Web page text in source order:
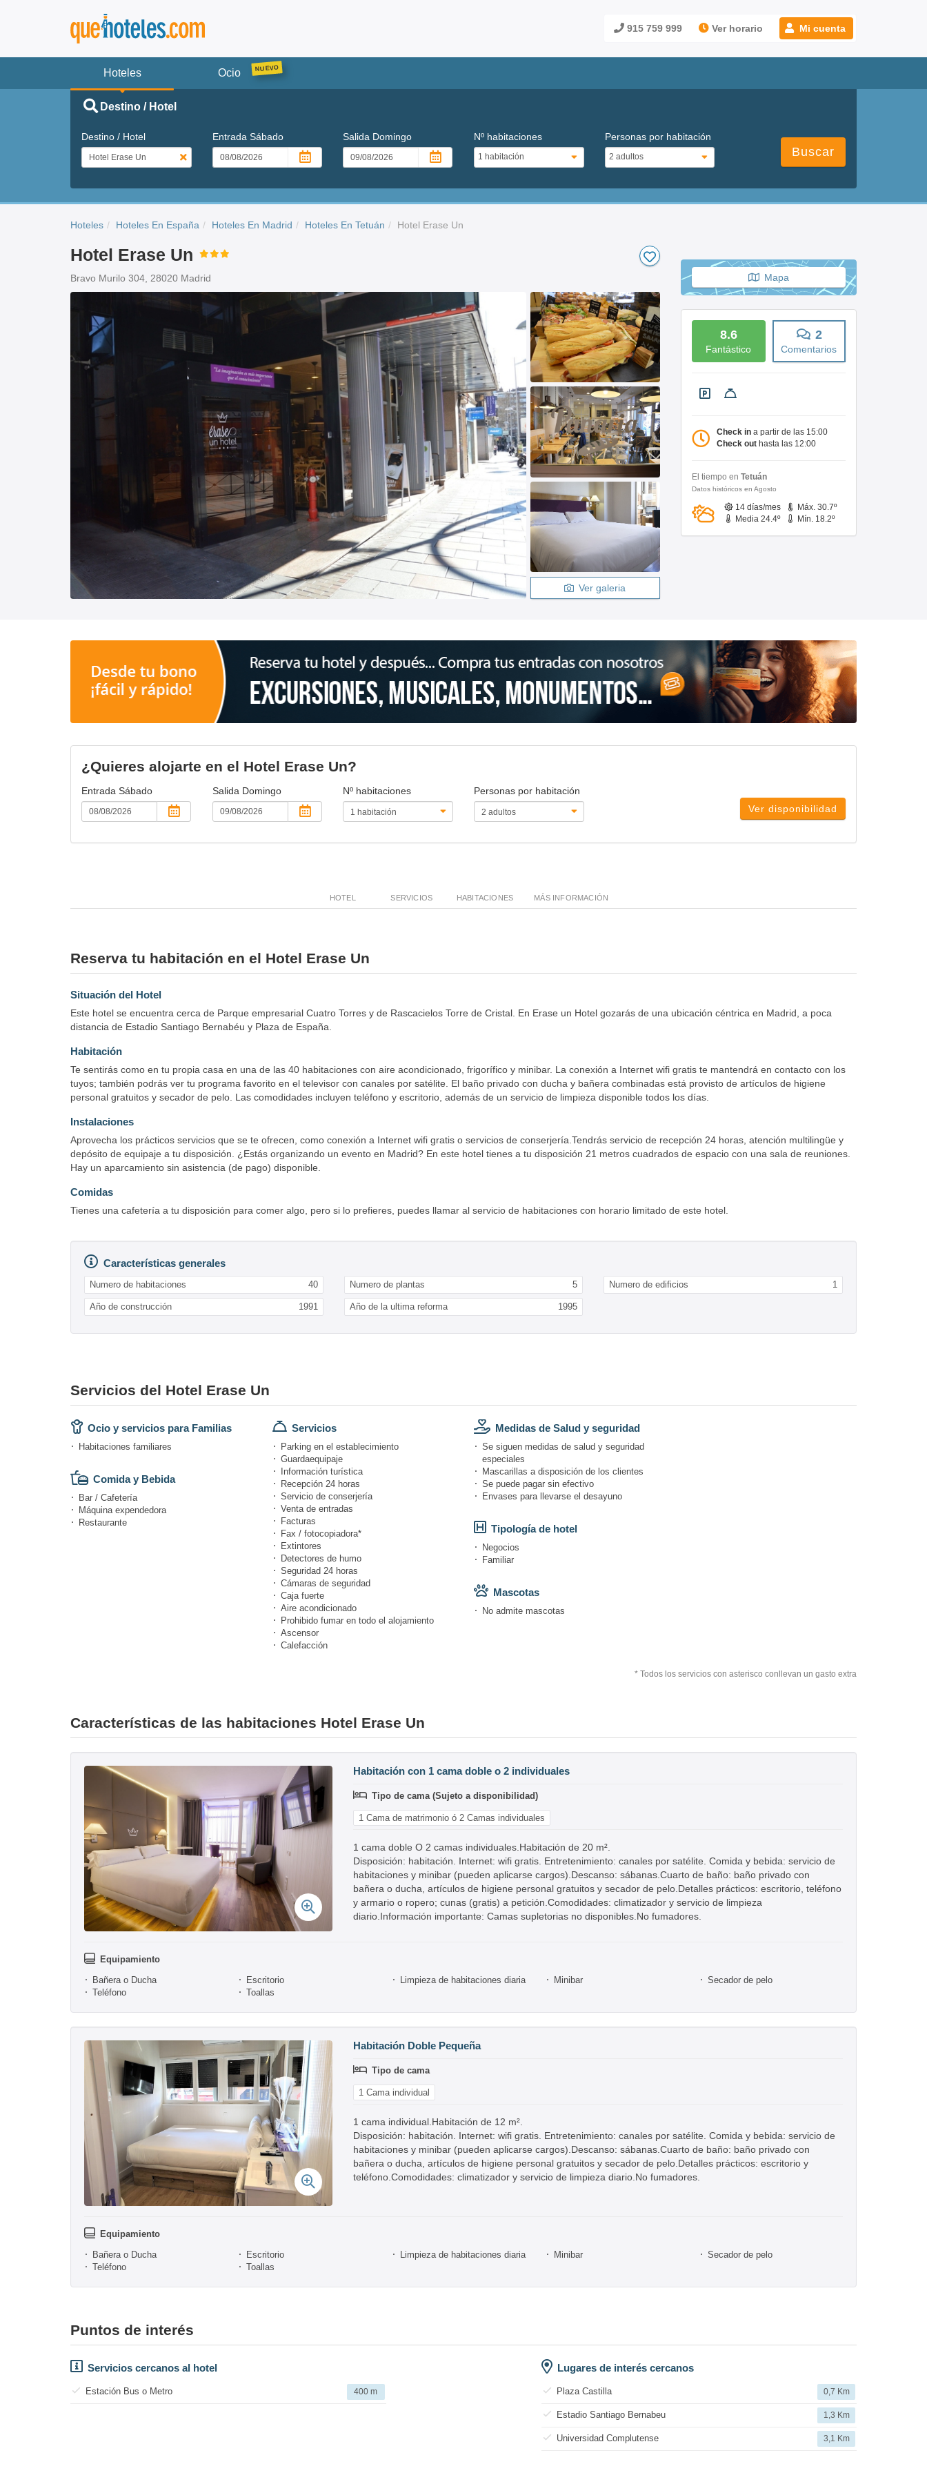
915 759 999 Ver horario Mi cuenta
Hoteles Ocio
Destino / Hotel
Destino / Hotel Entrada Sábado Salida Domingo Nº habitaciones Personas por habitación
Buscar
Hoteles Hoteles En España Hoteles En Madrid Hoteles En Tetuán Hotel Erase Un
Hotel Erase Un
Bravo Murilo 304, 28020 Madrid
Ver galeria
Mapa
8.6
Fantástico
2
Comentarios
Check in a partir de las 15:00
Check out hasta las 12:00
El tiempo en Tetuán
Datos históricos en Agosto
14 días/mes
Máx. 30.7º
Media 24.4º
Mín. 18.2º
¿Quieres alojarte en el Hotel Erase Un?
Entrada Sábado Salida Domingo Nº habitaciones
Personas por habitación
Ver disponibilidad
HOTEL SERVICIOS HABITACIONES MÁS INFORMACIÓN
Reserva tu habitación en el Hotel Erase Un
Situación del Hotel
Este hotel se encuentra cerca de Parque empresarial Cuatro Torres y de Rascacielos Torre de Cristal. En Erase un Hotel gozarás de una ubicación céntrica en Madrid, a poca
distancia de Estadio Santiago Bernabéu y Plaza de España.
Habitación
Te sentirás como en tu propia casa en una de las 40 habitaciones con aire acondicionado, frigorífico y minibar. La conexión a Internet wifi gratis te mantendrá en contacto con los
tuyos; también podrás ver tu programa favorito en el televisor con canales por satélite. El baño privado con ducha y bañera combinadas está provisto de artículos de higiene
personal gratuitos y secador de pelo. Las comodidades incluyen teléfono y escritorio, además de un servicio de limpieza disponible todos los días.
Instalaciones
Aprovecha los prácticos servicios que se te ofrecen, como conexión a Internet wifi gratis o servicios de conserjería.Tendrás servicio de recepción 24 horas, atención multilingüe y
depósito de equipaje a tu disposición. ¿Estás organizando un evento en Madrid? En este hotel tienes a tu disposición 21 metros cuadrados de espacio con una sala de reuniones.
Hay un aparcamiento sin asistencia (de pago) disponible.
Comidas
Tienes una cafetería a tu disposición para comer algo, pero si lo prefieres, puedes llamar al servicio de habitaciones con horario limitado de este hotel.
Características generales
Numero de habitaciones 40 Numero de plantas 5 Numero de edificios 1
Año de construcción 1991 Año de la ultima reforma 1995
Servicios del Hotel Erase Un
Ocio y servicios para Familias
Habitaciones familiares
Comida y Bebida
Bar / Cafetería
Máquina expendedora
Restaurante
Servicios
Parking en el establecimiento
Guardaequipaje
Información turística
Recepción 24 horas
Servicio de conserjería
Venta de entradas
Facturas
Fax / fotocopiadora*
Extintores
Detectores de humo
Seguridad 24 horas
Cámaras de seguridad
Caja fuerte
Aire acondicionado
Prohibido fumar en todo el alojamiento
Ascensor
Calefacción
Medidas de Salud y seguridad
Se siguen medidas de salud y seguridad
especiales
Mascarillas a disposición de los clientes
Se puede pagar sin efectivo
Envases para llevarse el desayuno
Tipología de hotel
Negocios
Familiar
Mascotas
No admite mascotas
* Todos los servicios con asterisco conllevan un gasto extra
Características de las habitaciones Hotel Erase Un
Habitación con 1 cama doble o 2 individuales
Tipo de cama (Sujeto a disponibilidad)
1 Cama de matrimonio ó 2 Camas individuales
1 cama doble O 2 camas individuales.Habitación de 20 m².
Disposición: habitación. Internet: wifi gratis. Entretenimiento: canales por satélite. Comida y bebida: servicio de
habitaciones y minibar (pueden aplicarse cargos).Descanso: sábanas.Cuarto de baño: baño privado con
bañera o ducha, artículos de higiene personal gratuitos y secador de pelo.Detalles prácticos: escritorio, teléfono
y armario o ropero; cunas (gratis) a petición.Comodidades: climatizador y servicio de limpieza
diario.Información importante: Camas supletorias no disponibles.No fumadores.
Equipamiento
Bañera o Ducha
Escritorio Limpieza de habitaciones diaria Minibar
Secador de pelo
Teléfono
Toallas
Habitación Doble Pequeña
Tipo de cama
1 Cama individual
1 cama individual.Habitación de 12 m².
Disposición: habitación. Internet: wifi gratis. Entretenimiento: canales por satélite. Comida y bebida: servicio de
habitaciones y minibar (pueden aplicarse cargos).Descanso: sábanas.Cuarto de baño: baño privado con
bañera o ducha, artículos de higiene personal gratuitos y secador de pelo.Detalles prácticos: escritorio y
teléfono.Comodidades: climatizador y servicio de limpieza diario.No fumadores.
Equipamiento
Bañera o Ducha
Escritorio Limpieza de habitaciones diaria Minibar
Secador de pelo
Teléfono
Toallas
Puntos de interés
Servicios cercanos al hotel
Estación Bus o Metro 400 m
Lugares de interés cercanos
Plaza Castilla 0,7 Km
Estadio Santiago Bernabeu 1,3 Km
Universidad Complutense 3,1 Km